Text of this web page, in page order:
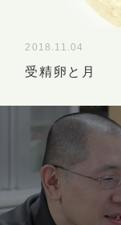
2018.11.04
受精卵と月